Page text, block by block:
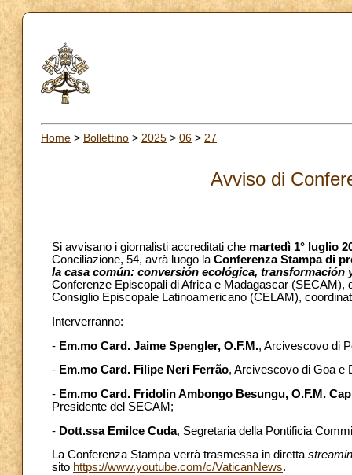
Home > Bollettino > 2025 > 06 > 27
Avviso di
Si avvisano i giornalisti accreditati che martedì 1° luglio
Conciliazione, 54, avrà luogo laConferenza Stampa di
la casa común: conversión ecológica, transformación
Conferenze Episcopali di Africa e Madagascar (SECAM),
Consiglio Episcopale Latinoamericano (CELAM),
Interverranno:
- Em.mo Card. Jaime Spengler, O.F.M., Arcivescovo di
- Em.mo Card. Filipe Neri Ferrão, Arcivescovo di Goa e
- Em.mo Card. Fridolin Ambongo Besungu, O.F.M. Cap
Presidente del SECAM;
- Dott.ssa Emilce Cuda, Segretaria della Pontificia
La Conferenza Stampa verrà trasmessa in diretta
sito https://www.youtube.com/c/VaticanNews.